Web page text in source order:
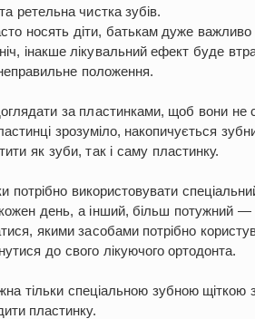
ретельна чистка зубів.
носять діти, батькам дуже
інакше лікувальний ефект буде
положення.
за пластинками, щоб вони не
зрозуміло, накопичується
як зуби, так і саму пластинку.
потрібно використовувати
кожен день, а інший, більш потужний
якими засобами потрібно
до свого лікуючого ортодонта.
тільки спеціальною зубною
пластинку.